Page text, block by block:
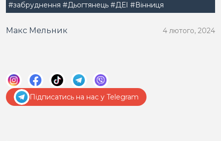
#забруднення #Дьогтянець #ДЕІ #Вінниця
Макс Мельник 4 лютого, 2024
Підписатись на нас у Telegram